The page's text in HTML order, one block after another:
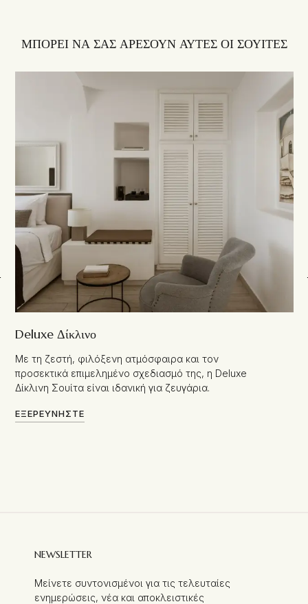
ΜΠΟΡΕΙ ΝΑ ΣΑΣ ΑΡΕΣΟΥΝ ΑΥΤΕΣ ΟΙ ΣΟΥΙΤΕΣ
Deluxe Δίκλινο
Με τη ζεστή, φιλόξενη ατμόσφαιρα και τον
προσεκτικά επιμελημένο σχεδιασμό της, η Deluxe
Δίκλινη Σουίτα είναι ιδανική για ζευγάρια.
ΕΞΕΡΕΥΝΉΣΤΕ
NEWSLETTER
Μείνετε συντονισμένοι για τις τελευταίες
ενημερώσεις, νέα και αποκλειστικές